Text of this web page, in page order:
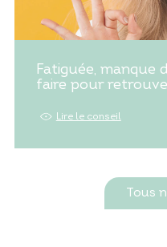
Fatiguée, manque
faire pour
Lire le conseil
Tous